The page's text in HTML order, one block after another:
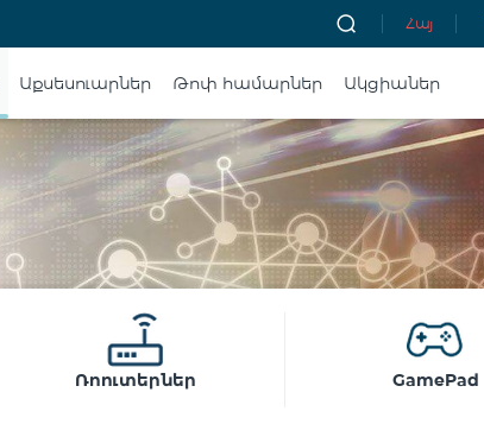
Հայ
Աքսեսուարներ Թոփ համարներ Ակցիաներ
Ռոուտերներ GamePad